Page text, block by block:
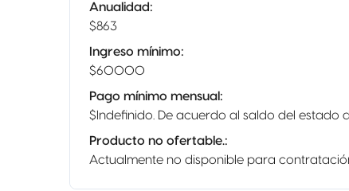
Anualidad:
$863
Ingreso mínimo:
$60000
Pago mínimo mensual :
$Indefinido. De acuerdo al saldo del estado
Producto no ofertable.:
Actualmente no disponible para